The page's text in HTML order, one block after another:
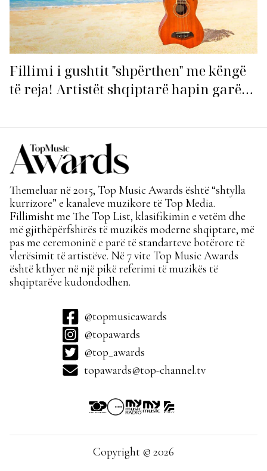
Fillimi i gushtit "shpërthen" me këngë
të reja! Artistët shqiptarë hapin garën
Themeluar në 2015, Top Music Awards është “shtylla
kurrizore” e kanaleve muzikore të Top Media.
Fillimisht me The Top List, klasifikimin e vetëm dhe
më gjithëpërfshirës të muzikës moderne shqiptare, më
pas me ceremoninë e parë të standarteve botërore të
vlerësimit të artistëve. Në 7 vite Top Music Awards
është kthyer në një pikë referimi të muzikës të
shqiptarëve kudondodhen.
@topmusicawards
@topawards
@top_awards
topawards@top-channel.tv
Copyright © 2026